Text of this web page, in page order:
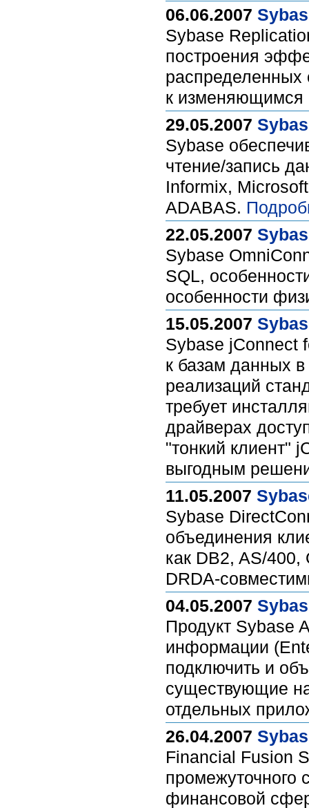
06.06.2007
Sybase
построения
распределенных
к изменяющимся
29.05.2007
Sybase
чтение/запись
Informix,
ADABAS.
22.05.2007
Sybase
SQL,
особенности
15.05.2007
Sybase jConnect
к базам данных
реализаций
требует
драйверах
"тонкий клиент"
выгодным
11.05.2007
Sybase
объединения
как DB2, AS/
DRDA-
04.05.2007
Продукт Sybase
информации
подключить и
существующие
отдельных
26.04.2007
Financial Fusion
промежуточного
финансовой